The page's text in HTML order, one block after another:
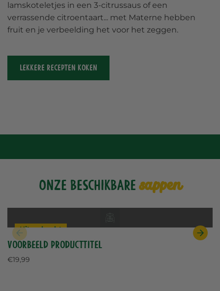
lamskoteletjes in een 3-citrussaus of een
verrassende citroentaart... met Materne hebben
fruit en je verbeelding het voor het zeggen.
LEKKERE RECEPTEN KOKEN
Onze beschikbaresappen
Uitverkocht
Voorbeeld producttitel
Normale
€19,99